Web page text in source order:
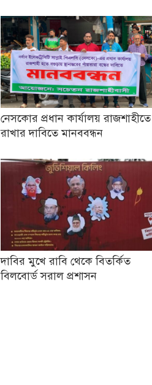
নেসকোর প্রধান কার্যালয় রাজশাহীতে
রাখার দাবিতে মানববন্ধন
দাবির মুখে রাবি থেকে বিতর্কিত
বিলবোর্ড সরাল প্রশাসন